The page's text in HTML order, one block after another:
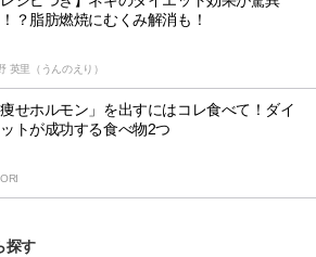
？脂肪燃焼にむくみ解消も！
英里（うんのえり）
痩せホルモン」を出すにはコレ食べて！ダイ
トが成功する食べ物2つ
探す